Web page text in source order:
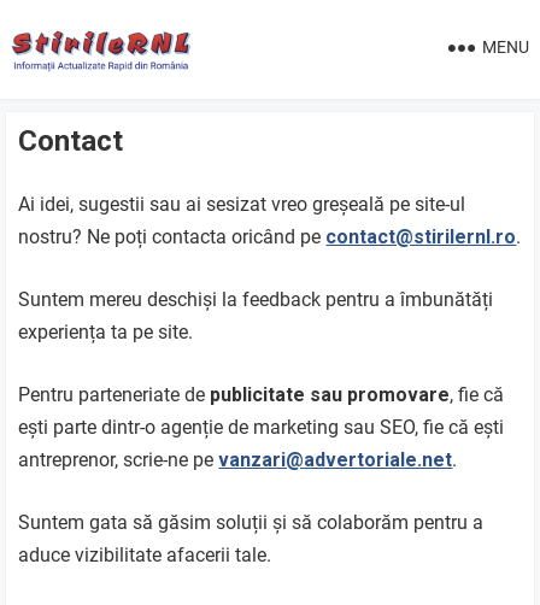
MENU
Contact
Ai idei, sugestii sau ai sesizat vreo greșeală pe site-ul
nostru? Ne poți contacta oricând pe contact@stirilernl.ro.
Suntem mereu deschiși la feedback pentru a îmbunătăți
experiența ta pe site.
Pentru parteneriate de publicitate sau promovare, fie că
ești parte dintr-o agenție de marketing sau SEO, fie că ești
antreprenor, scrie-ne pevanzari@advertoriale.net.
Suntem gata să găsim soluții și să colaborăm pentru a
aduce vizibilitate afacerii tale.